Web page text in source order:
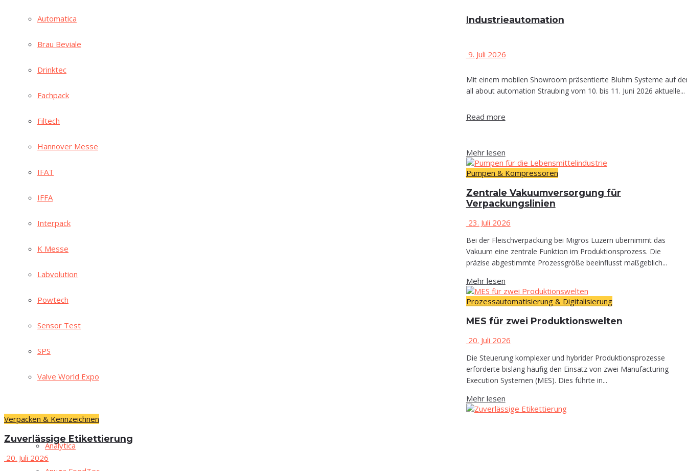
Auto­ma­ti­ca
Brau Bevia­le
Drink­tec
Fach­pack
Fil­tech
Han­no­ver Messe
IFAT
IFFA
Inter­pack
K Mes­se
Lab­vo­lu­ti­on
Pow­tech
Sen­sor Test
SPS
Val­ve World Expo
Industrieautomation
9. Juli 2026
Mit einem mobilen Showroom präsentierte Bluhm Systeme auf
all about automation Straubing vom 10. bis 11. Juni 2026 aktuelle...
Read more
Ache­ma
Ana­ly­ti­ca
Mehr lesen
Pumpen & Kompressoren
Zen­tra­le Vaku­um­ver­sor­gung für
Verpackungslinien
23. Juli 2026
Bei der Fleischverpackung bei Migros Luzern übernimmt das
Vakuum eine zentrale Funktion im Produktionsprozess. Die
präzise abgestimmte Prozessgröße beeinflusst maßgeblich...
Mehr lesen
Prozessautomatisierung & Digitalisierung
MES für zwei Produktionswelten
20. Juli 2026
Die Steuerung komplexer und hybrider Produktionsprozesse
erforderte bislang häufig den Einsatz von zwei Manufacturing
Execution Systemen (MES). Dies führte in...
Mehr lesen
Verpacken & Kennzeichnen
Zuver­läs­si­ge Etikettierung
20. Juli 2026